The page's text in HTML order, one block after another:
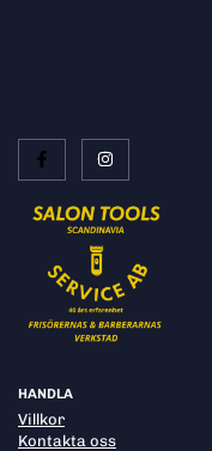
HANDLA
Villkor
Kontakta oss